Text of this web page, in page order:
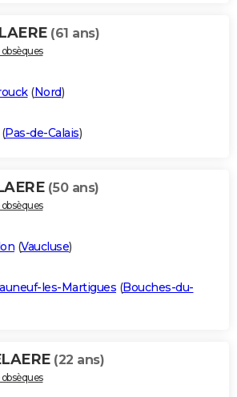
(61 ans)
(Nord)
(Pas-de-Calais)
(50 ans)
(Vaucluse)
les-Martigues (Bouches-du-
(22 ans)